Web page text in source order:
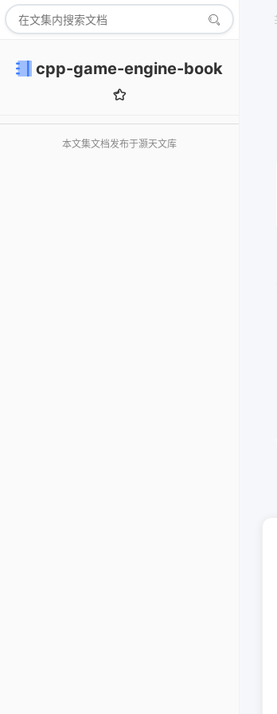
cpp-game-engine-book
本文集文档发布于灏天文库